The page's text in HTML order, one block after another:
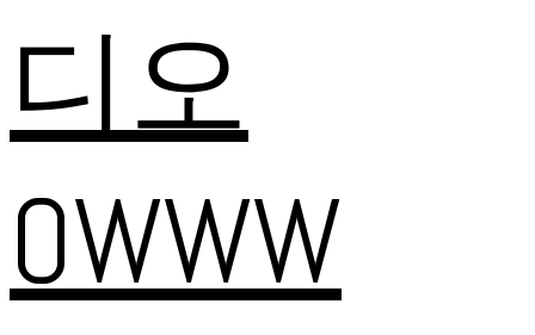
디오
OWWW